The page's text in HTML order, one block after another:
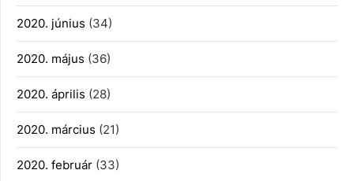
2020. június (34)
2020. május (36)
2020. április (28)
2020. március (21)
2020. február (33)